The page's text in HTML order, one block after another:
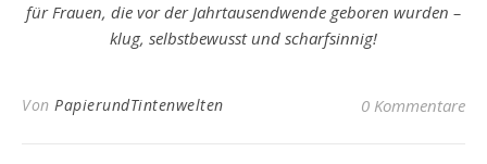
für Frauen, die vor der Jahrtausendwende geboren wurden –
klug, selbstbewusst und scharfsinnig!
Von PapierundTintenwelten 0 Kommentare